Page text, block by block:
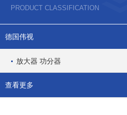
PRODUCT CLASSIFICATION
德国伟视
放大器 功分器
查看更多